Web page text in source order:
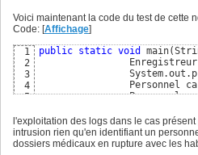
7
8
10
11
12
13
14
16
17
18
this .setId(
this
this
void lire(
}
// getter et setter
}
Voici maintenant la code du test de cette
Code: [Affichage]
1
2
3
4
5
7
8
9
public static void main(
Personnel
Personnel
		carter.lire
(
l'exploitation des logs dans le cas
intrusion rien qu'en identifiant un
dossiers médicaux en rupture avec les